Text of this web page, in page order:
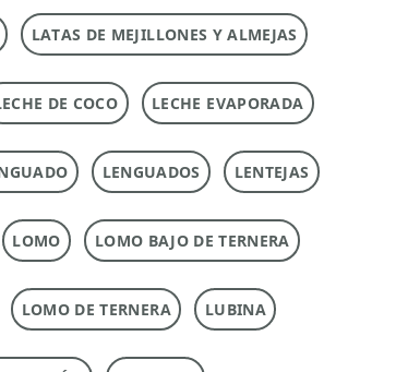
LATAS DE MEJILLONES Y ALMEJAS
DE COCO LECHE EVAPORADA
LENGUADOS LENTEJAS
LOMO LOMO BAJO DE TERNERA
LOMO DE TERNERA LUBINA